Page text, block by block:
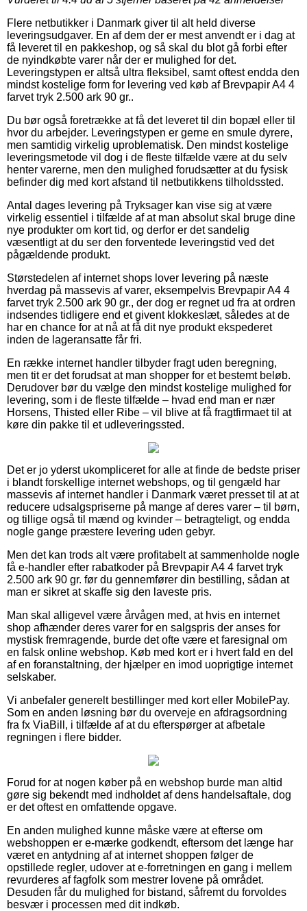
Flere netbutikker i Danmark giver til alt held diverse
leveringsudgaver. En af dem der er mest anvendt er i dag at
få leveret til en pakkeshop, og så skal du blot gå forbi efter
de nyindkøbte varer når der er mulighed for det.
Leveringstypen er altså ultra fleksibel, samt oftest endda den
mindst kostelige form for levering ved køb af Brevpapir A4 4
farvet tryk 2.500 ark 90 gr..
Du bør også foretrække at få det leveret til din bopæl eller til
hvor du arbejder. Leveringstypen er gerne en smule dyrere,
men samtidig virkelig uproblematisk. Den mindst kostelige
leveringsmetode vil dog i de fleste tilfælde være at du selv
henter varerne, men den mulighed forudsætter at du fysisk
befinder dig med kort afstand til netbutikkens tilholdssted.
Antal dages levering på Tryksager kan vise sig at være
virkelig essentiel i tilfælde af at man absolut skal bruge dine
nye produkter om kort tid, og derfor er det sandelig
væsentligt at du ser den forventede leveringstid ved det
pågældende produkt.
Størstedelen af internet shops lover levering på næste
hverdag på massevis af varer, eksempelvis Brevpapir A4 4
farvet tryk 2.500 ark 90 gr., der dog er regnet ud fra at ordren
indsendes tidligere end et givent klokkeslæt, således at de
har en chance for at nå at få dit nye produkt ekspederet
inden de lageransatte får fri.
En række internet handler tilbyder fragt uden beregning,
men tit er det forudsat at man shopper for et bestemt beløb.
Derudover bør du vælge den mindst kostelige mulighed for
levering, som i de fleste tilfælde – hvad end man er nær
Horsens, Thisted eller Ribe – vil blive at få fragtfirmaet til at
køre din pakke til et udleveringssted.
Det er jo yderst ukompliceret for alle at finde de bedste priser
i blandt forskellige internet webshops, og til gengæld har
massevis af internet handler i Danmark været presset til at at
reducere udsalgspriserne på mange af deres varer – til børn,
og tillige også til mænd og kvinder – betragteligt, og endda
nogle gange præstere levering uden gebyr.
Men det kan trods alt være profitabelt at sammenholde nogle
få e-handler efter rabatkoder på Brevpapir A4 4 farvet tryk
2.500 ark 90 gr. før du gennemfører din bestilling, sådan at
man er sikret at skaffe sig den laveste pris.
Man skal alligevel være årvågen med, at hvis en internet
shop afhænder deres varer for en salgspris der anses for
mystisk fremragende, burde det ofte være et faresignal om
en falsk online webshop. Køb med kort er i hvert fald en del
af en foranstaltning, der hjælper en imod uoprigtige internet
selskaber.
Vi anbefaler generelt bestillinger med kort eller MobilePay.
Som en anden løsning bør du overveje en afdragsordning
fra fx ViaBill, i tilfælde af at du efterspørger at afbetale
regningen i flere bidder.
Forud for at nogen køber på en webshop burde man altid
gøre sig bekendt med indholdet af dens handelsaftale, dog
er det oftest en omfattende opgave.
En anden mulighed kunne måske være at efterse om
webshoppen er e-mærke godkendt, eftersom det længe har
været en antydning af at internet shoppen følger de
opstillede regler, udover at e-forretningen en gang i mellem
revurderes af fagfolk som mestrer lovene på området.
Desuden får du mulighed for bistand, såfremt du forvoldes
besvær i processen med dit indkøb.